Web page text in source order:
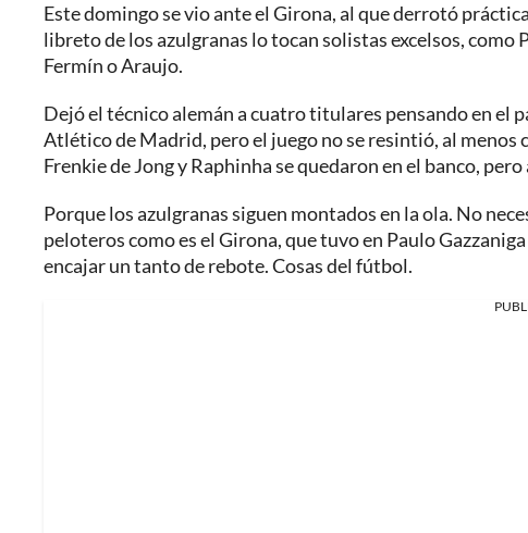
Este domingo se vio ante el Girona, al que derrotó
libreto de los azulgranas lo tocan solistas excelsos,
Fermín o Araujo.
Dejó el técnico alemán a cuatro titulares pensando en
Atlético de Madrid, pero el juego no se resintió, al
Frenkie de Jong y Raphinha se quedaron en el banco,
Porque los azulgranas siguen montados en la ola. No
peloteros como es el Girona, que tuvo en Paulo
encajar un tanto de rebote. Cosas del fútbol.